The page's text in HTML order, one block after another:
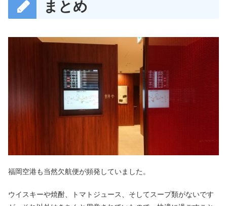
まとめ
福岡空港も当然欠航便が頻発していました。
ウイスキーや焼酎、トマトジュース、そしてスープ類がないです